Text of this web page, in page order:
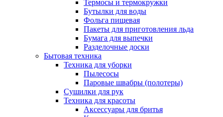
Термосы и термокружки
Бутылки для воды
Фольга пищевая
Пакеты для приготовления льда
Бумага для выпечки
Разделочные доски
Бытовая техника
Техника для уборки
Пылесосы
Паровые швабры (полотеры)
Сушилки для рук
Техника для красоты
Аксессуары для бритья